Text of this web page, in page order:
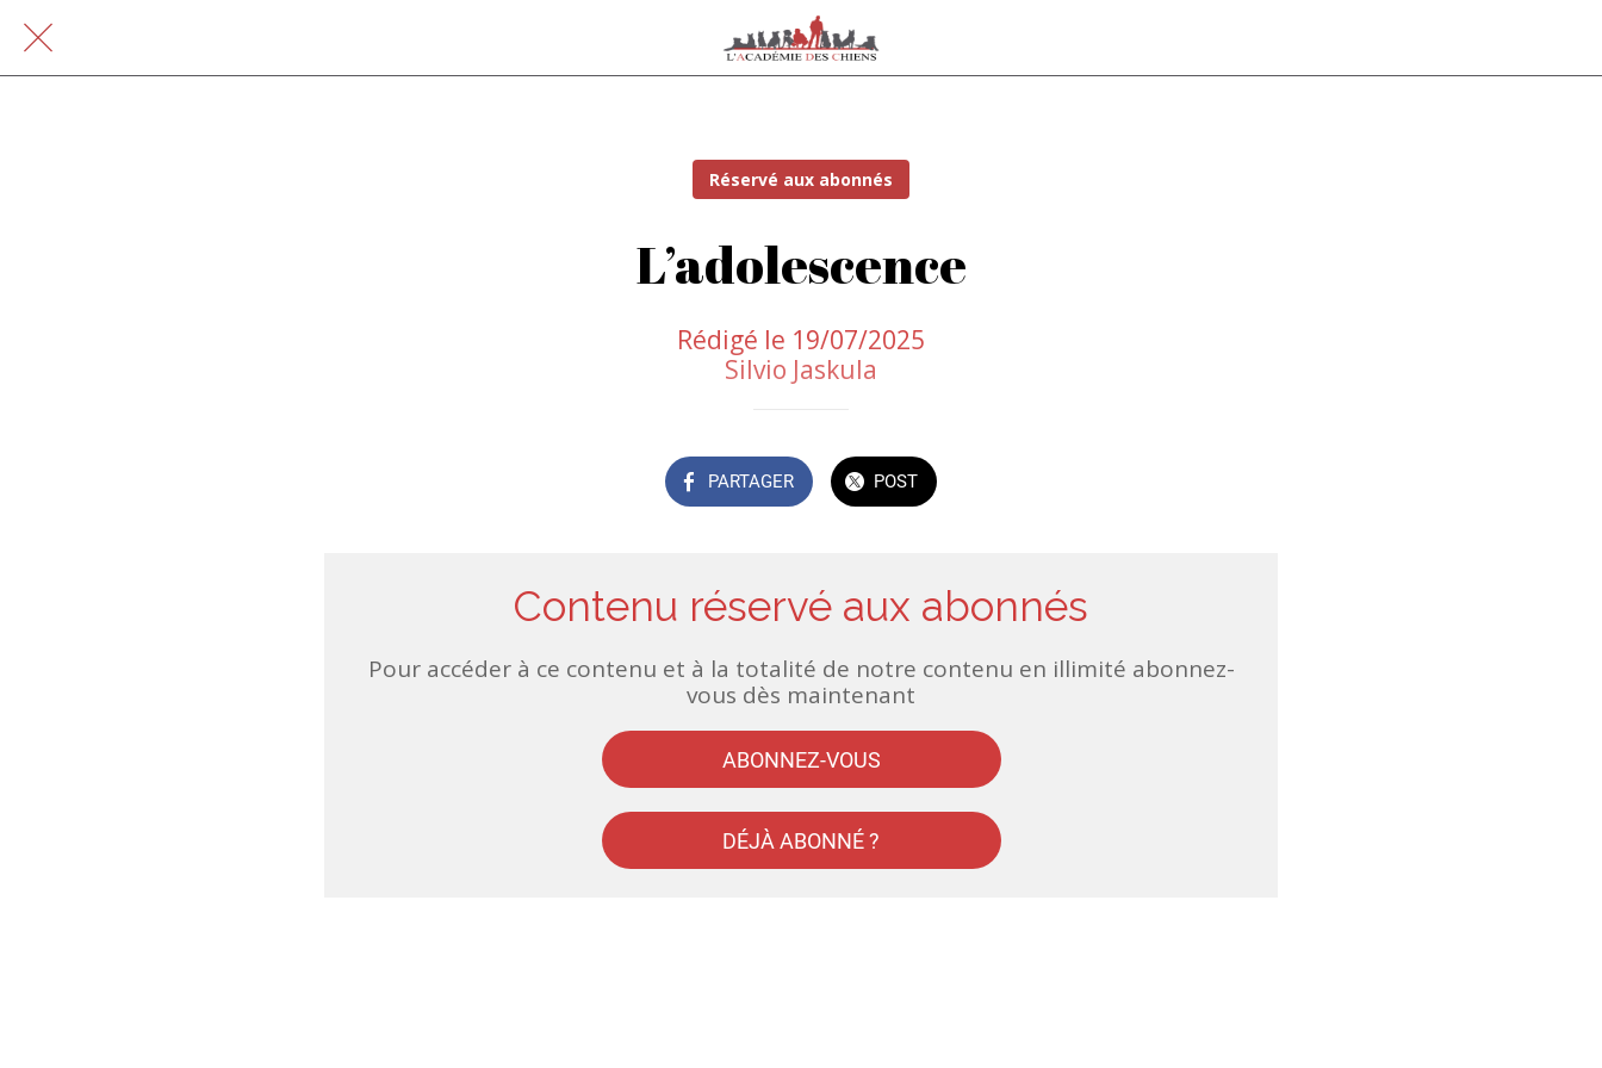
Réservé aux abonnés
L’adolescence
Rédigé le 19/07/2025
Silvio Jaskula
PARTAGER POST
Contenu réservé aux abonnés
Pour accéder à ce contenu et à la totalité de notre contenu en illimité abonnez-
vous dès maintenant
ABONNEZ-VOUS
DÉJÀ ABONNÉ ?